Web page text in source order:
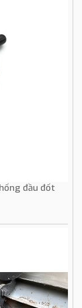
đầu đốt